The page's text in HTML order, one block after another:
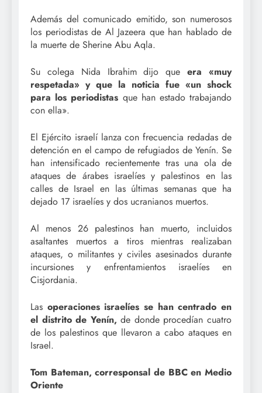
Además del comunicado emitido, son numerosos
los periodistas de Al Jazeera que han hablado de
la muerte de Sherine Abu Aqla.
Su colega Nida Ibrahim dijo que era «muy
respetada» y que la noticia fue «un shock
para los periodistas que han estado trabajando
con ella».
El Ejército israelí lanza con frecuencia redadas de
detención en el campo de refugiados de Yenín. Se
han intensificado recientemente tras una ola de
ataques de árabes israelíes y palestinos en las
calles de Israel en las últimas semanas que ha
dejado 17 israelíes y dos ucranianos muertos.
Al menos 26 palestinos han muerto, incluidos
asaltantes muertos a tiros mientras realizaban
ataques, o militantes y civiles asesinados durante
incursiones y enfrentamientos israelíes en
Cisjordania.
Las operaciones israelíes se han centrado en
el distrito de Yenín, de donde procedían cuatro
de los palestinos que llevaron a cabo ataques en
Israel.
Tom Bateman, corresponsal de BBC en Medio
Oriente